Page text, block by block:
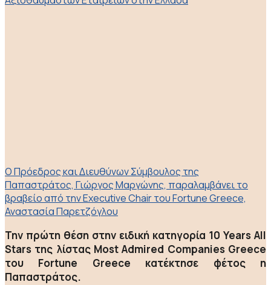
Ο Πρόεδρος και Διευθύνων Σύμβουλος της
Παπαστράτος, Γιώργος Μαργώνης, παραλαμβάνει το
βραβείο από την Εxecutive Chair του Fortune Greece,
Αναστασία Παρετζόγλου
Την πρώτη θέση στην ειδική κατηγορία 10 Years All
Stars της λίστας Most Admired Companies Greece
του Fortune Greece κατέκτησε φέτος η
Παπαστράτος.